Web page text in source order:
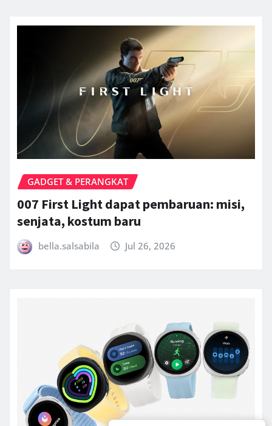
GADGET & PERANGKAT
007 First Light dapat pembaruan: misi,
senjata, kostum baru
bella.salsabila Jul 26, 2026